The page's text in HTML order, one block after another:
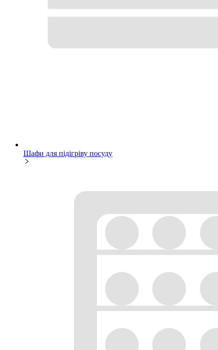
Шафи для підігріву посуду